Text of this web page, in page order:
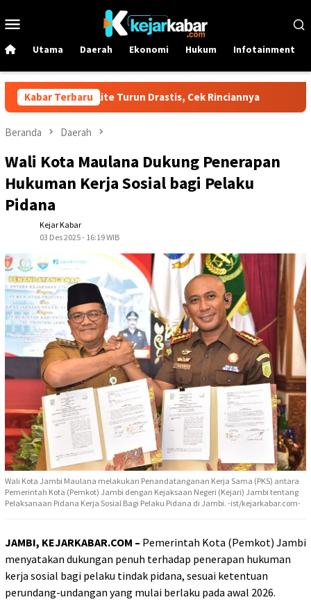
ke
Mobile
Utama Daerah Ekonomi Hukum Infotainment
Kabar Terbaru
dan Dexlite Turun Drastis, Cek Rinciannya Harga
Beranda Daerah
Wali Kota Maulana Dukung Penerapan
Hukuman Kerja Sosial bagi Pelaku
Pidana
Kejar Kabar
03 Des 2025 - 16:19 WIB
Wali Kota Jambi Maulana melakukan Penandatanganan Kerja Sama (PKS) antara
Pemerintah Kota (Pemkot) Jambi dengan Kejaksaan Negeri (Kejari) Jambi tentang
Pelaksanaan Pidana Kerja Sosial Bagi Pelaku Pidana di Jambi. -ist/kejarkabar.com-
JAMBI, KEJARKABAR.COM – Pemerintah Kota (Pemkot) Jambi
menyatakan dukungan penuh terhadap penerapan hukuman
kerja sosial bagi pelaku tindak pidana, sesuai ketentuan
perundang-undangan yang mulai berlaku pada awal 2026.